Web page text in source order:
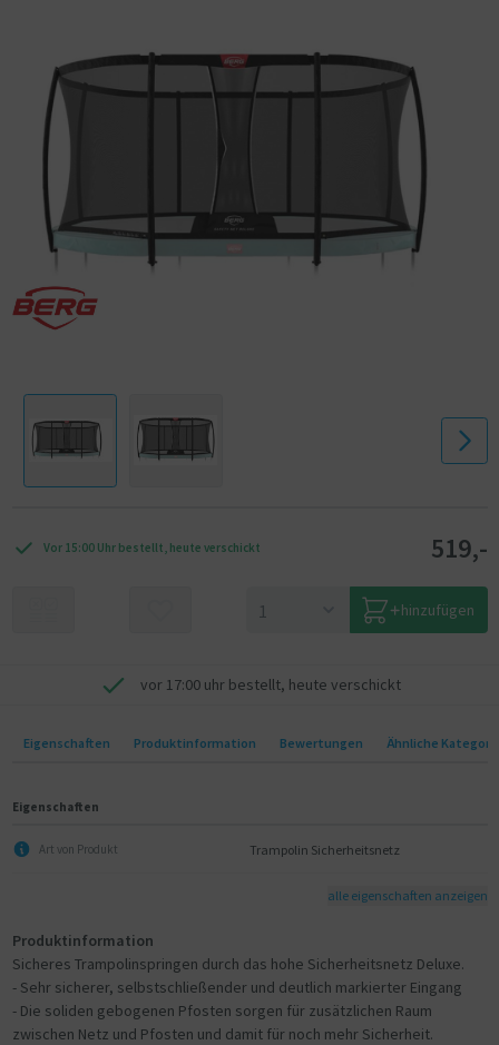
Vor 15:00 Uhr bestellt, heute verschickt 519,-
hinzufügen
vor 17:00 uhr bestellt, heute verschickt
Eigenschaften Produktinformation Bewertungen Ähnliche
Eigenschaften
Art von Produkt Trampolin Sicherheitsnetz
alle eigenschaften anzeigen
Produktinformation
Sicheres Trampolinspringen durch das hohe Sicherheitsnetz Deluxe.
- Sehr sicherer, selbstschließender und deutlich markierter Eingang
- Die soliden gebogenen Pfosten sorgen für zusätzlichen Raum
zwischen Netz und Pfosten und damit für noch mehr Sicherheit.